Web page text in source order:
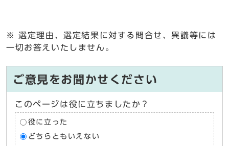
※ 選定理由、選定結果に対する問合せ、異議等には
一切お答えいたしません。
ご意見をお聞かせください
このページは役に立ちましたか？
役に立った
どちらともいえない